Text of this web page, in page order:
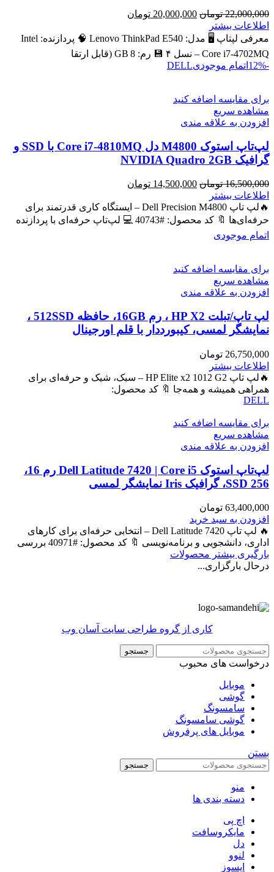
22,000,000 تومان قیمت
22,000,000 تومان
20,000,000 تومان
20,000,000 تومان
است.
اطلاعات بیشتر
معرفی لپتاپ 🖥️ مدل: Lenovo ThinkPad E540 🧠 پردازنده: Intel
Core i7‑4702MQ – نسل ۴ 💾 رم: 8 GB (قابل ارتقا
-12%
اتمام موجودیDELL
برای مقایسه اضافه کنید
مشاهده سریع
افزودن به علاقه مندی
لپ‌تاپ استوک M4800 دل Core i7-4810MQ با SSD و
گرافیک NVIDIA Quadro 2GB
16,500,000 تومان قیمت
16,500,000 تومان
بود.
14,500,000 تومان
14,500,000 تومان
است.
اطلاعات بیشتر
🔥لپ تاپ Dell Precision M4800 – ایستگاه کاری قدرتمند برای
حرفه‌ای‌ها 🔖 کد محصول: #40743 💻 لپ‌تاپ حرفه‌ای با پردازنده
اتمام موجودی
برای مقایسه اضافه کنید
مشاهده سریع
افزودن به علاقه مندی
لپ تاپ/تبلت HP X2 ، رم 16GB، حافظه 512SSD ،
نمایشگر لمسی، کیبورددار با قلم اورجینال
26,750,000 تومان
اطلاعات بیشتر
🔥لپ تاپ HP Elite x2 1012 G2 – سبک، شیک و حرفه‌ای برای
همراهی همیشه و همه‌جا 🔖 کد محصول:
DELL
برای مقایسه اضافه کنید
مشاهده سریع
افزودن به علاقه مندی
لپ‌تاپ استوک Dell Latitude 7420 | Core i5 رم 16،
SSD 256، گرافیک Iris نمایشگر لمسی
63,400,000 تومان
افزودن به سبد خرید
🔥 لپ تاپ Dell Latitude 7420 – انتخابی حرفه‌ای برای کارهای
اداری، دانشجویی و برنامه‌نویسی 🔖 کد محصول: #40971 بررسی
بارگیری بیشتر محصولات
درحال بارگزاری...
کاری از گروه طراحی سایت آسان وب
جستجو
درخواست های محبوب
موبایل
گوشی
سامسونگ
گوشی سامسونگ
موبایل های پرفروش
بستن
جستجو
منو
دسته بندی ها
اچ پی
مایکروسافت
دل
لنوو
ایسوز